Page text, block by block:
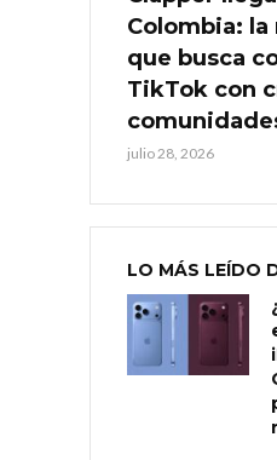
Colombia: la
que busca
TikTok con
julio 28, 2026
LO MÁS LEÍDO